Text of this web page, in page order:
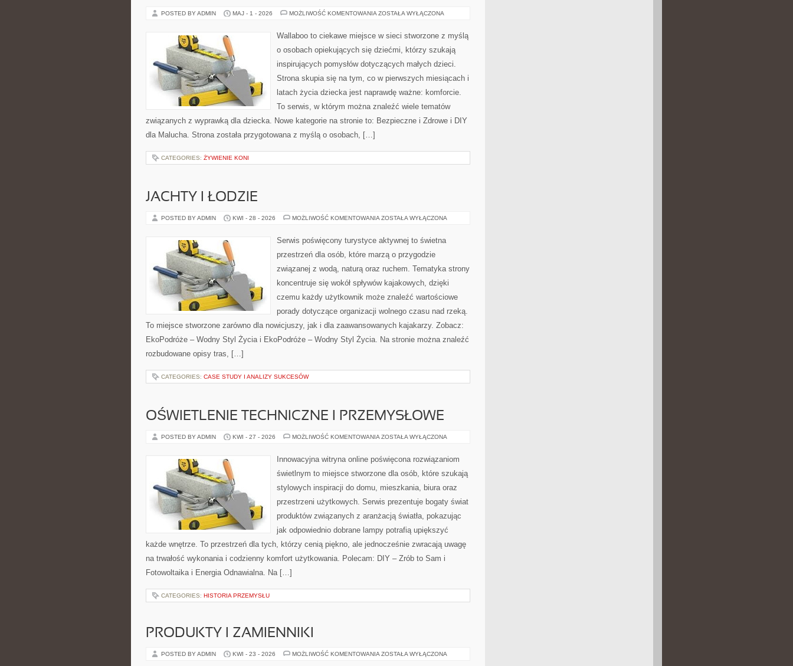
POSTED BY ADMIN MAJ - 1 - 2026 MOŻLIWOŚĆ KOMENTOWANIA CHUSTY
ZOSTAŁA WYŁĄCZONA
Wallaboo to ciekawe miejsce w sieci stworzone z myślą
o osobach opiekujących się dziećmi, którzy szukają
inspirujących pomysłów dotyczących małych dzieci.
Strona skupia się na tym, co w pierwszych miesiącach i
latach życia dziecka jest naprawdę ważne: komforcie.
To serwis, w którym można znaleźć wiele tematów
związanych z wyprawką dla dziecka. Nowe kategorie na stronie to: Bezpieczne i Zdrowe i DIY
dla Malucha. Strona została przygotowana z myślą o osobach, […]
CATEGORIES: ŻYWIENIE KONI
JACHTY I ŁODZIE
POSTED BY ADMIN KWI - 28 - 2026 MOŻLIWOŚĆ KOMENTOWANIA JACHTY
ZOSTAŁA WYŁĄCZONA
Serwis poświęcony turystyce aktywnej to świetna
przestrzeń dla osób, które marzą o przygodzie
związanej z wodą, naturą oraz ruchem. Tematyka strony
koncentruje się wokół spływów kajakowych, dzięki
czemu każdy użytkownik może znaleźć wartościowe
porady dotyczące organizacji wolnego czasu nad rzeką.
To miejsce stworzone zarówno dla nowicjuszy, jak i dla zaawansowanych kajakarzy. Zobacz:
EkoPodróże – Wodny Styl Życia i EkoPodróże – Wodny Styl Życia. Na stronie można znaleźć
rozbudowane opisy tras, […]
CATEGORIES: CASE STUDY I ANALIZY SUKCESÓW
OŚWIETLENIE TECHNICZNE I PRZEMYSŁOWE
POSTED BY ADMIN KWI - 27 - 2026 MOŻLIWOŚĆ KOMENTOWANIA OŚWIETLENIE
PRZEMYSŁOWE
ZOSTAŁA WYŁĄCZONA
Innowacyjna witryna online poświęcona rozwiązaniom
świetlnym to miejsce stworzone dla osób, które szukają
stylowych inspiracji do domu, mieszkania, biura oraz
przestrzeni użytkowych. Serwis prezentuje bogaty świat
produktów związanych z aranżacją światła, pokazując
jak odpowiednio dobrane lampy potrafią upiększyć
każde wnętrze. To przestrzeń dla tych, którzy cenią piękno, ale jednocześnie zwracają uwagę
na trwałość wykonania i codzienny komfort użytkowania. Polecam: DIY – Zrób to Sam i
Fotowoltaika i Energia Odnawialna. Na […]
CATEGORIES: HISTORIA PRZEMYSŁU
PRODUKTY I ZAMIENNIKI
POSTED BY ADMIN KWI - 23 - 2026 MOŻLIWOŚĆ KOMENTOWANIA PRODUKTY
ZOSTAŁA WYŁĄCZONA